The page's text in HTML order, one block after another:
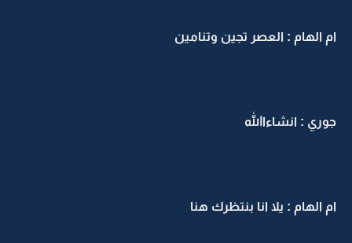
ام الهام : العصر تجين وتنامين
جوري : انشاءاالله
ام الهام : يلا انا بنتظرك هنا